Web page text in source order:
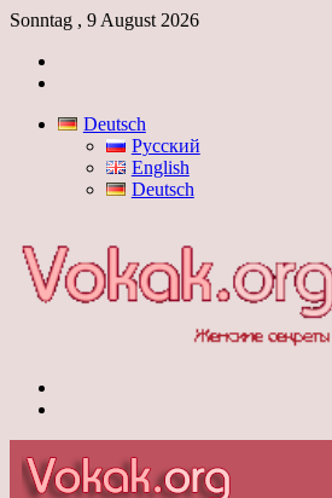
Sonntag , 9 August 2026
Deutsch
Русский
English
Deutsch